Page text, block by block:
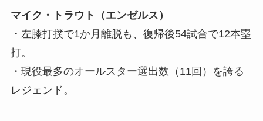
マイク・トラウト（エンゼルス）
・左膝打撲で1か月離脱も、復帰後54試合で12本塁
打。
・現役最多のオールスター選出数（11回）を誇る
レジェンド。